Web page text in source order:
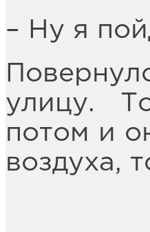
– Ну я
улицу.
потом и
воздуха,